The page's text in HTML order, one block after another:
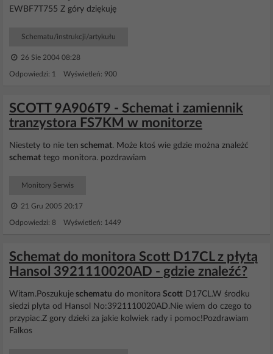
EWBF7T755 Z góry dziękuję
Schematu/instrukcji/artykułu
26 Sie 2004 08:28
Odpowiedzi: 1 Wyświetleń: 900
SCOTT 9A906T9 - Schemat i zamiennik
tranzystora FS7KM w monitorze
Niestety to nie ten schemat. Może ktoś wie gdzie można znależć
schemat tego monitora. pozdrawiam
Monitory Serwis
21 Gru 2005 20:17
Odpowiedzi: 8 Wyświetleń: 1449
Schemat do monitora Scott D17CL z płytą
Hansol 3921110020AD - gdzie znaleźć?
Witam.Poszukuje schematu do monitora Scott D17CL.W środku
siedzi plyta od Hansol No:3921110020AD.Nie wiem do czego to
przypiac.Z gory dzieki za jakie kolwiek rady i pomoc!Pozdrawiam
Falkos